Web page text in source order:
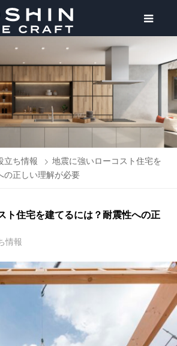
立ち情報
地震に強いローコスト住宅を
の正しい理解が必要
ト住宅を建てるには？耐震性への正
情報